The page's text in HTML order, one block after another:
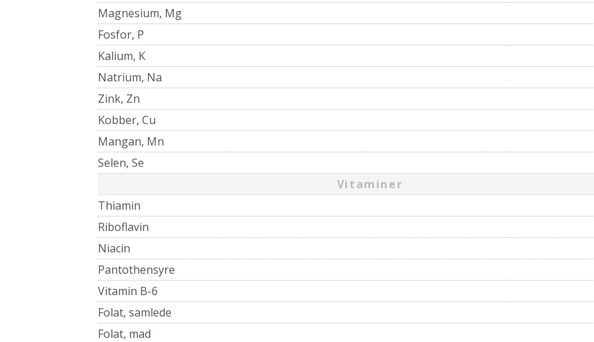
Magnesium, Mg
Fosfor, P
Kalium, K
Natrium, Na
Zink, Zn
Kobber, Cu
Mangan, Mn
Selen, Se
Vitaminer
Thiamin
Riboflavin
Niacin
Pantothensyre
Vitamin B-6
Folat, samlede
Folat, mad